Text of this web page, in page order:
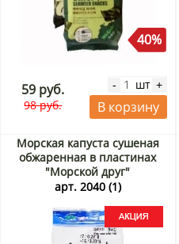
40%
59 руб.
98 руб.
- шт +
В корзину
Морская капуста сушеная
обжаренная в пластинах
"Морской друг"
оригинальный вкус Корея, 5
арт. 2040 (1)